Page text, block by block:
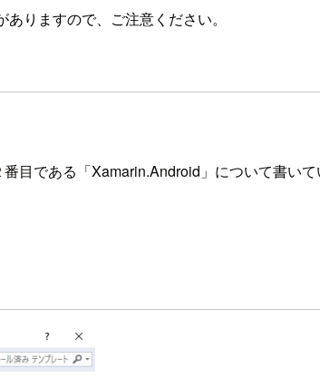
りますので、ご注意ください。
目である「Xamarin.Android」について書い